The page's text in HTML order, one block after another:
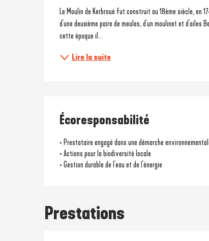
Description
Le Moulin de Kerbroué fut construit au 18ème siècle, en
d'une deuxième paire de meules, d'un moulinet et
cette époque il...
Lire la suite
Écoresponsabilité
• Prestataire engagé dans une démarche
• Actions pour la biodiversité locale
• Gestion durable de l'eau et de l'énergie
Prestations